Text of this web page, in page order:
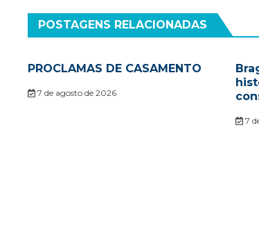
POSTAGENS RELACIONADAS
PROCLAMAS DE CASAMENTO
7 de agosto de 2026
7